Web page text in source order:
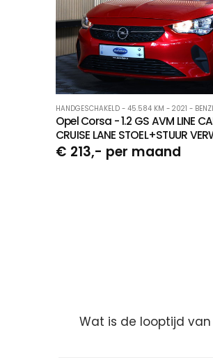
HANDGESCHAKELD - 45.584 KM - 2021 -
Opel Corsa - 1.2 GS AVM LINE
CRUISE LANE STOEL+STUUR
€ 213,- per maand
Wat is de looptijd